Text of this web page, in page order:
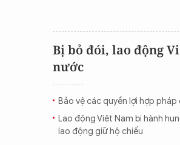
Bị bỏ đói, lao động
nước
Bảo vệ các quyền lợi hợp
Lao động Việt Nam bị hành
lao động giữ hộ chiếu